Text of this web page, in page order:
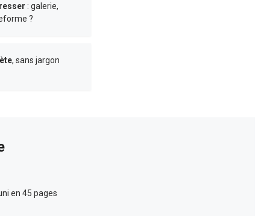
: galerie,
?
, sans jargon
en 45 pages